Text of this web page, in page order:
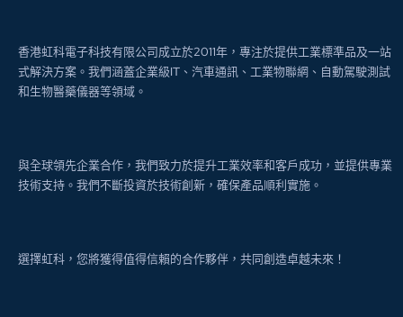
香港虹科電子科技有限公司成立於2011年，專注於提供工業標準品及一站
式解決方案。我們涵蓋企業級IT、汽車通訊、工業物聯網、自動駕駛測試
和生物醫藥儀器等領域。
與全球領先企業合作，我們致力於提升工業效率和客戶成功，並提供專業
技術支持。我們不斷投資於技術創新，確保產品順利實施。
選擇虹科，您將獲得值得信賴的合作夥伴，共同創造卓越未來！